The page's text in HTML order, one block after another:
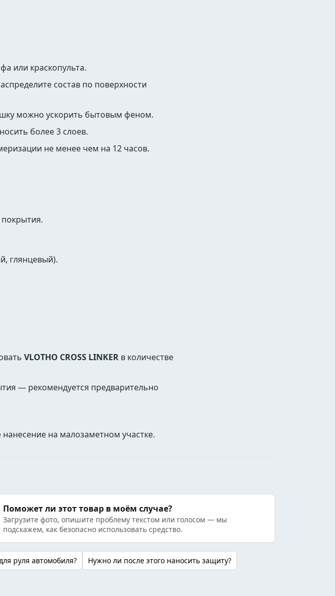
или краскопульта.
состав по поверхности
можно ускорить бытовым феном.
более 3 слоев.
не менее чем на 12 часов.
глянцевый).
VLOTHO CROSS LINKER в количестве
— рекомендуется предварительно
на малозаметном участке.
Поможет ли этот товар в моём случае?
Загрузите фото, опишите проблему текстом или голосом — мы
подскажем, как безопасно использовать средство.
руля автомобиля?
Нужно ли после этого наносить защиту?